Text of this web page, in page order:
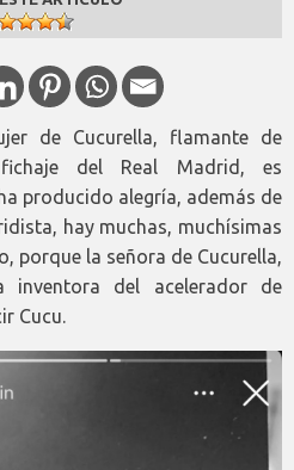
de Cucurella, flamante de
del Real Madrid, es
producido alegría, además de
hay muchas, muchísimas
porque la señora de Cucurella,
inventora del acelerador de
Cucu.